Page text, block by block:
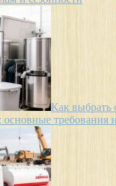
Как выбрать
требования